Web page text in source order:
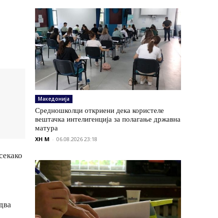
Македонија
Средношколци откриени дека користеле
вештачка интелигенција за полагање државна
матура
XH M - 06.08.2026 23:18